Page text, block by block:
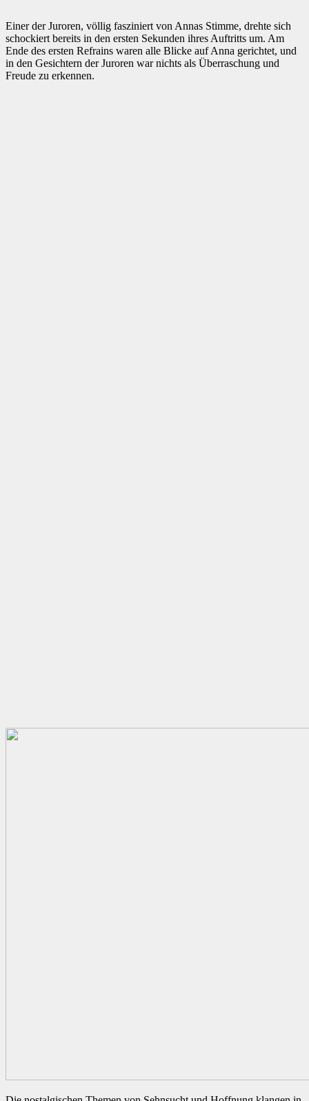
Einer der Juroren, völlig fasziniert von Annas Stimme, drehte sich
schockiert bereits in den ersten Sekunden ihres Auftritts um. Am
Ende des ersten Refrains waren alle Blicke auf Anna gerichtet, und
in den Gesichtern der Juroren war nichts als Überraschung und
Freude zu erkennen.